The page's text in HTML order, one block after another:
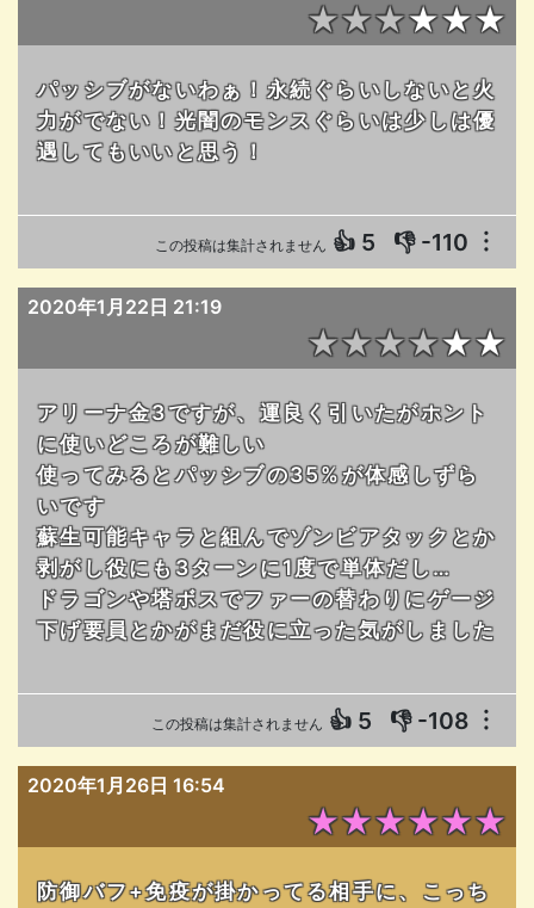
★★★★★★
パッシブがないわぁ！永続ぐらいしないと火
力がでない！光闇のモンスぐらいは少しは優
遇してもいいと思う！
この投稿は集計されません 👍 5 👎 -110 ︙
2020年1月22日 21:19
★★★★★★
アリーナ金3ですが、運良く引いたがホント
に使いどころが難しい
使ってみるとパッシブの35%が体感しずら
いです
蘇生可能キャラと組んでゾンビアタックとか
剥がし役にも3ターンに1度で単体だし…
ドラゴンや塔ボスでファーの替わりにゲージ
下げ要員とかがまだ役に立った気がしました
この投稿は集計されません 👍 5 👎 -108 ︙
2020年1月26日 16:54
★★★★★★
防御バフ+免疫が掛かってる相手に、こっち